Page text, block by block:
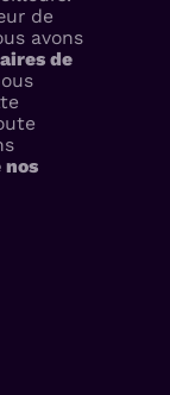
de
avons
de
nos